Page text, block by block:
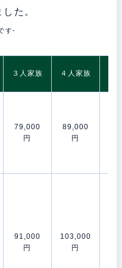
た。
す-
３人家族 ４人家族
79,000
円
89,000
円
91,000
円
103,000
円